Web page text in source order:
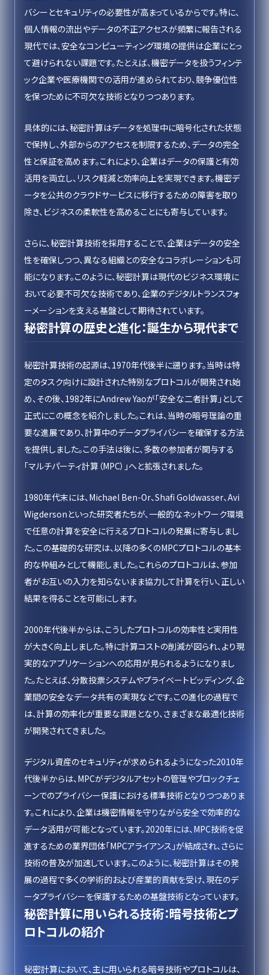
バシーとセキュリティの必要性が高まっているからです。特に、
個人情報の流出やデータの不正アクセスが頻繁に報告される
現代では、安全なコンピューティング環境の提供は企業にとっ
て避けられない課題です。たとえば、機密データを扱うフィンテ
ック企業や医療機関での活用が進められており、競争優位性
を保つために不可欠な技術となりつつあります。
具体的には、秘密計算はデータを処理中に暗号化された状態
で保持し、外部からのアクセスを制限するため、データの完全
性と保証を高めます。これにより、企業はデータの保護と有効
活用を両立し、リスク軽減と効率向上を実現できます。機密デ
ータを公共のクラウドサービスに移行するための障害を取り
除き、ビジネスの柔軟性を高めることにも寄与しています。
さらに、秘密計算技術を採用することで、企業はデータの安全
性を確保しつつ、異なる組織との安全なコラボレーションも可
能になります。このように、秘密計算は現代のビジネス環境に
おいて必要不可欠な技術であり、企業のデジタルトランスフォ
ーメーションを支える基盤として期待されています。
秘密計算の歴史と進化：誕生から現代まで
秘密計算技術の起源は、1970年代後半に遡ります。当時は特
定のタスク向けに設計された特別なプロトコルが開発され始
め、その後、1982年にAndrew Yaoが「安全な二者計算」として
正式にこの概念を紹介しました。これは、当時の暗号理論の重
要な進展であり、計算中のデータプライバシーを確保する方法
を提供しました。この手法は後に、多数の参加者が関与する
「マルチパーティ計算（MPC）」へと拡張されました。
1980年代末には、Michael Ben-Or、Shafi Goldwasser、Avi
Wigdersonといった研究者たちが、一般的なネットワーク環境
で任意の計算を安全に行えるプロトコルの発展に寄与しまし
た。この基礎的な研究は、以降の多くのMPCプロトコルの基本
的な枠組みとして機能しました。これらのプロトコルは、参加
者がお互いの入力を知らないまま協力して計算を行い、正しい
結果を得ることを可能にします。
2000年代後半からは、こうしたプロトコルの効率性と実用性
が大きく向上しました。特に計算コストの削減が図られ、より現
実的なアプリケーションへの応用が見られるようになりまし
た。たとえば、分散投票システムやプライベートビッディング、企
業間の安全なデータ共有の実現などです。この進化の過程で
は、計算の効率化が重要な課題となり、さまざまな最適化技術
が開発されてきました。
デジタル資産のセキュリティが求められるようになった2010年
代後半からは、MPCがデジタルアセットの管理やブロックチェ
ーンでのプライバシー保護における標準技術となりつつありま
す。これにより、企業は機密情報を守りながら安全で効率的な
データ活用が可能となっています。2020年には、MPC技術を促
進するための業界団体「MPCアライアンス」が結成され、さらに
技術の普及が加速しています。このように、秘密計算はその発
展の過程で多くの学術的および産業的貢献を受け、現在のデ
ータプライバシーを保護するための基盤技術となっています。
秘密計算に用いられる技術：暗号技術とプ
ロトコルの紹介
秘密計算において、主に用いられる暗号技術やプロトコルは、